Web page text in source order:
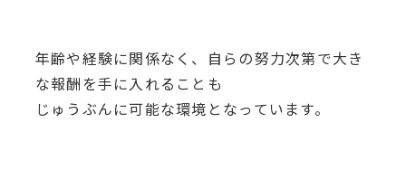
年齢や経験に関係なく、自らの努力次第で大き
な報酬を手に入れることも
じゅうぶんに可能な環境となっています。